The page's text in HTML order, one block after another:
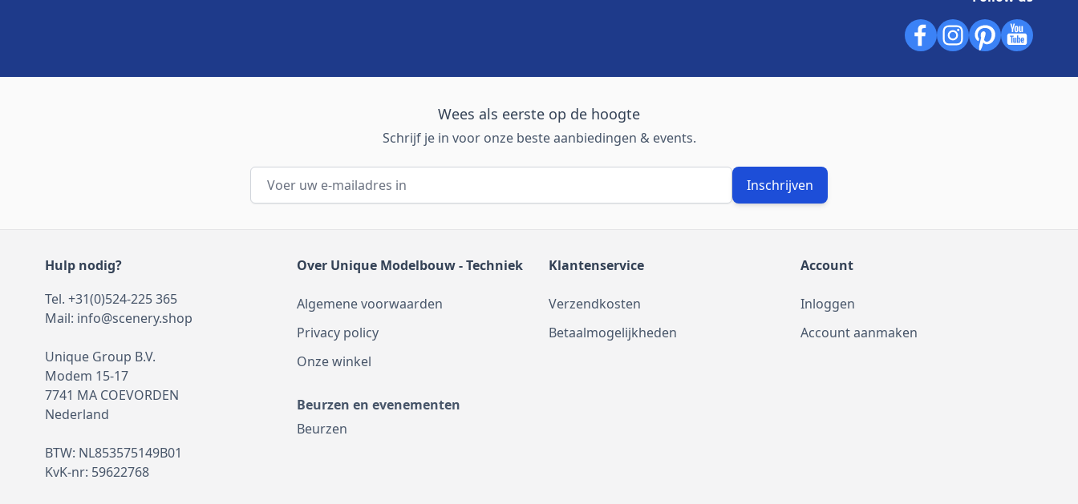
Wees als eerste op de hoogte
Schrijf je in voor onze beste aanbiedingen & events.
E-mailadres
Inschrijven
Hulp nodig?
Tel. +31(0)524-225 365
Mail: info@scenery.shop
Unique Group B.V.
Modem 15-17
7741 MA COEVORDEN
Nederland
BTW: NL853575149B01
KvK-nr: 59622768
Over Unique Modelbouw - Techniek
Algemene voorwaarden
Privacy policy
Onze winkel
Beurzen en evenementen
Beurzen
Klantenservice
Verzendkosten
Betaalmogelijkheden
Account
Inloggen
Account aanmaken